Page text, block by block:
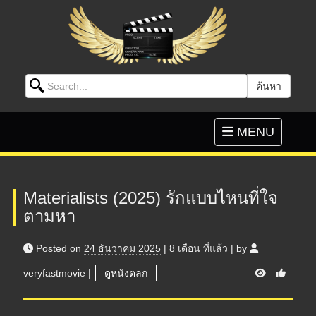
Search for: ค้นหา
Toggle
navigation
MENU
Materialists (2025) รักแบบไหนที่ใจ
ตามหา
Posted on 24 ธันวาคม 2025 | 8 เดือน ที่แล้ว | by
veryfastmovie | ดูหนังตลก V
i